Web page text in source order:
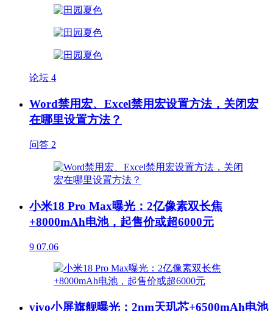
论坛 4
Word禁用宏、Excel禁用宏设置方法，关闭宏
在哪里设置方法？
问答 2
小米18 Pro Max曝光：2亿像素双长焦
+8000mAh电池，起售价或超6000元
9 07.06
vivo小屏旗舰曝光：2nm天玑芯+6500mAh电池